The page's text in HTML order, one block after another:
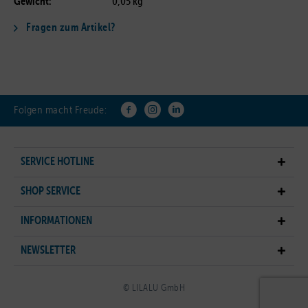
Fragen zum Artikel?
Folgen macht Freude:
SERVICE HOTLINE
SHOP SERVICE
INFORMATIONEN
NEWSLETTER
© LILALU GmbH